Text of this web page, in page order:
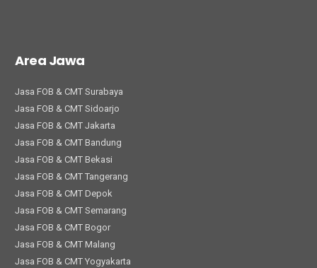
Area Jawa
Jasa FOB & CMT Surabaya
Jasa FOB & CMT Sidoarjo
Jasa FOB & CMT Jakarta
Jasa FOB & CMT Bandung
Jasa FOB & CMT Bekasi
Jasa FOB & CMT Tangerang
Jasa FOB & CMT Depok
Jasa FOB & CMT Semarang
Jasa FOB & CMT Bogor
Jasa FOB & CMT Malang
Jasa FOB & CMT Yogyakarta